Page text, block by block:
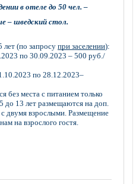
в отеле до 50 чел. –
– шведский стол.
лет (по запросу при заселении):
по 30.09.2023 – 500 руб./
по 28.12.2023–
без места с питанием только
до 13 лет размещаются на доп.
двумя взрослыми. Размещение
на взрослого гостя.